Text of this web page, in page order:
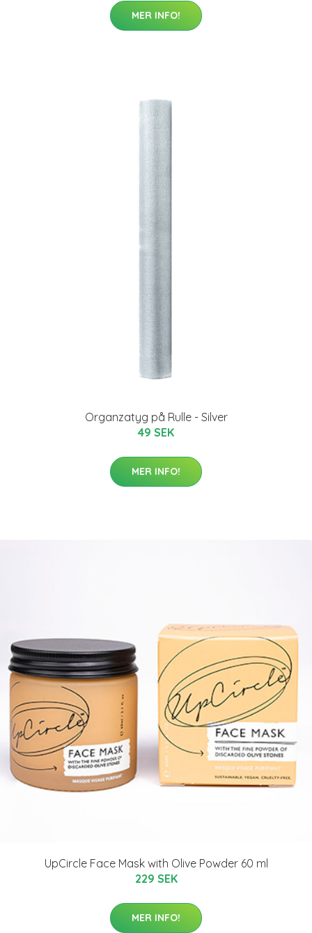
MER INFO!
Organzatyg på Rulle - Silver
49 SEK
MER INFO!
UpCircle Face Mask with Olive Powder 60 ml
229 SEK
MER INFO!